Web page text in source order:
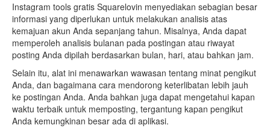
Instagram tools gratis Squarelovin menyediakan sebagian besar
informasi yang diperlukan untuk melakukan analisis atas
kemajuan akun Anda sepanjang tahun. Misalnya, Anda dapat
memperoleh analisis bulanan pada postingan atau riwayat
posting Anda dipilah berdasarkan bulan, hari, atau bahkan jam.
Selain itu, alat ini menawarkan wawasan tentang minat pengikut
Anda, dan bagaimana cara mendorong keterlibatan lebih jauh
ke postingan Anda. Anda bahkan juga dapat mengetahui kapan
waktu terbaik untuk memposting, tergantung kapan pengikut
Anda kemungkinan besar ada di aplikasi.